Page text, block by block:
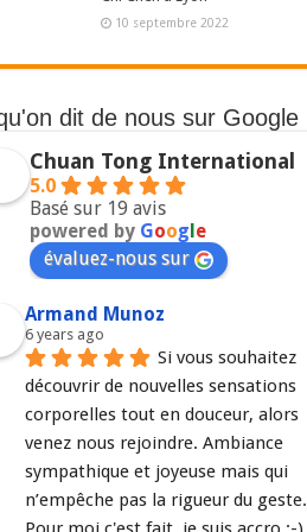
10 septembre 2022
dit de nous sur Google
Chuan Tong International
5.0
Basé sur 19 avis
powered by Goog e
évaluez-nous sur
Armand Munoz
6 years ago
Si vous souhaitez
découvrir de nouvelles sensations
corporelles tout en douceur, alors
venez nous rejoindre. Ambiance
sympathique et joyeuse mais qui
n’empêche pas la rigueur du geste.